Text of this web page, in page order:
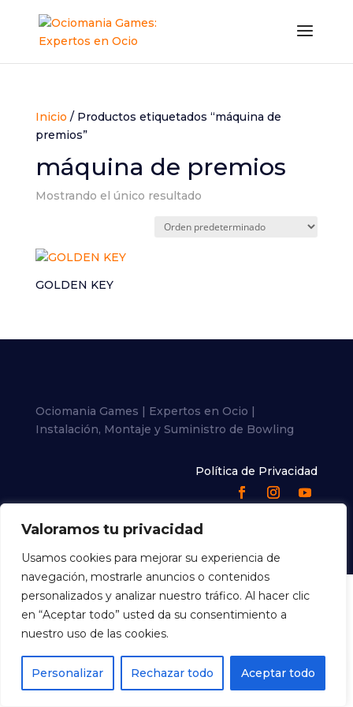
Valoramos tu privacidad
Usamos cookies para mejorar su experiencia de
navegación, mostrarle anuncios o contenidos
personalizados y analizar nuestro tráfico. Al hacer clic
en “Aceptar todo” usted da su consentimiento a
nuestro uso de las cookies.
Personalizar Rechazar todo Aceptar todo
Inicio / Productos etiquetados “máquina de
premios”
máquina de premios
Mostrando el único resultado
GOLDEN KEY
Ociomania Games | Expertos en Ocio |
Instalación, Montaje y Suministro de Bowling
Política de Privacidad